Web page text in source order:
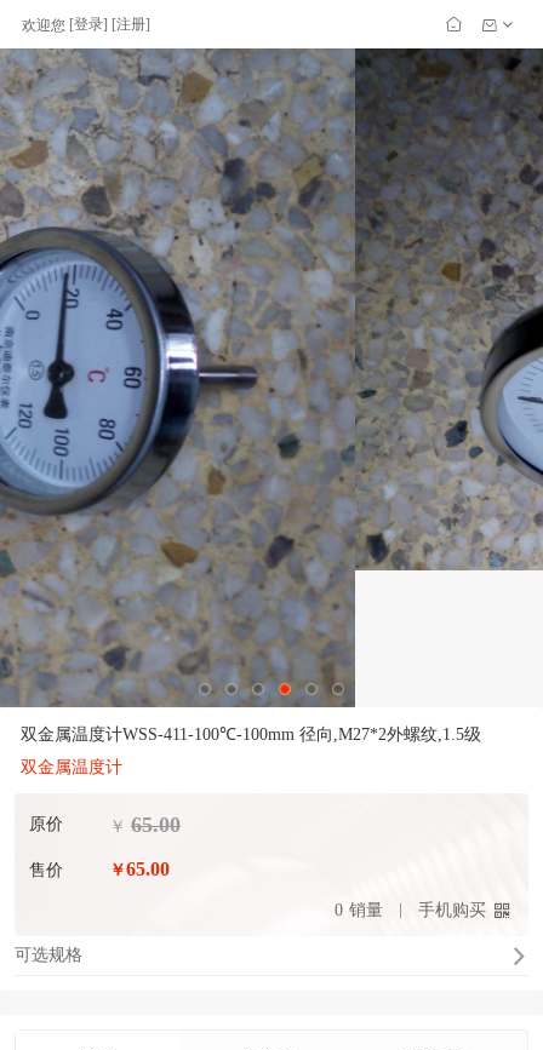
欢迎您 [登录] [注册]
双金属温度计WSS-411-100℃-100mm 径向,M27*2外螺纹,1.5级
双金属温度计
原价 ￥ 65.00
售价 ￥65.00
0 销量 手机购买
可选规格